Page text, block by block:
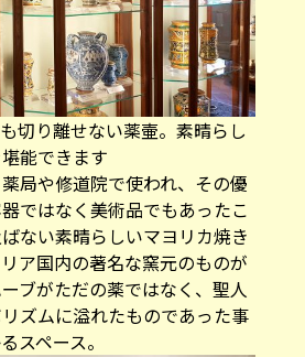
切り離せない薬壷。素晴らし
能できます
局や修道院で使われ、その優
ではなく美術品でもあったこ
ない素晴らしいマヨリカ焼き
ア国内の著名な窯元のものが
ブがただの薬ではなく、聖人
ズムに溢れたものであった事
スペース。